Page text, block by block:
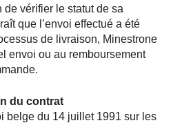
vérifier le statut de sa
que l’envoi effectué a été
de livraison, Minestrone
envoi ou au remboursement
du contrat
belge du 14 juillet 1991 sur les